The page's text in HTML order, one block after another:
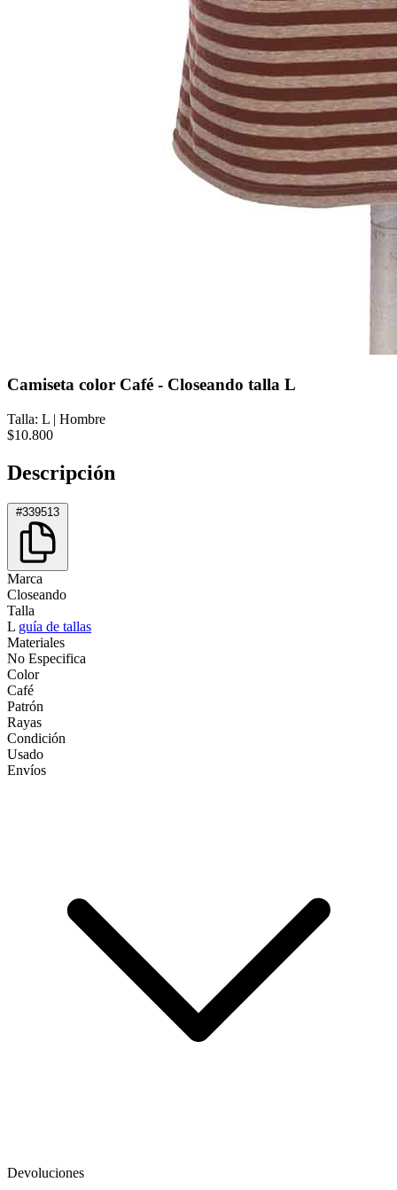
Camiseta color Café - Closeando talla L
Talla: L | Hombre
$10.800
Descripción
#339513
Marca
Closeando
Talla
L guía de tallas
Materiales
No Especifica
Color
Café
Patrón
Rayas
Condición
Usado
Envíos
Devoluciones